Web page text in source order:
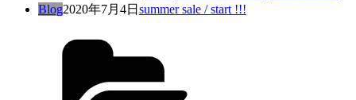
Blog2020年7月4日 summer sale / start !!!